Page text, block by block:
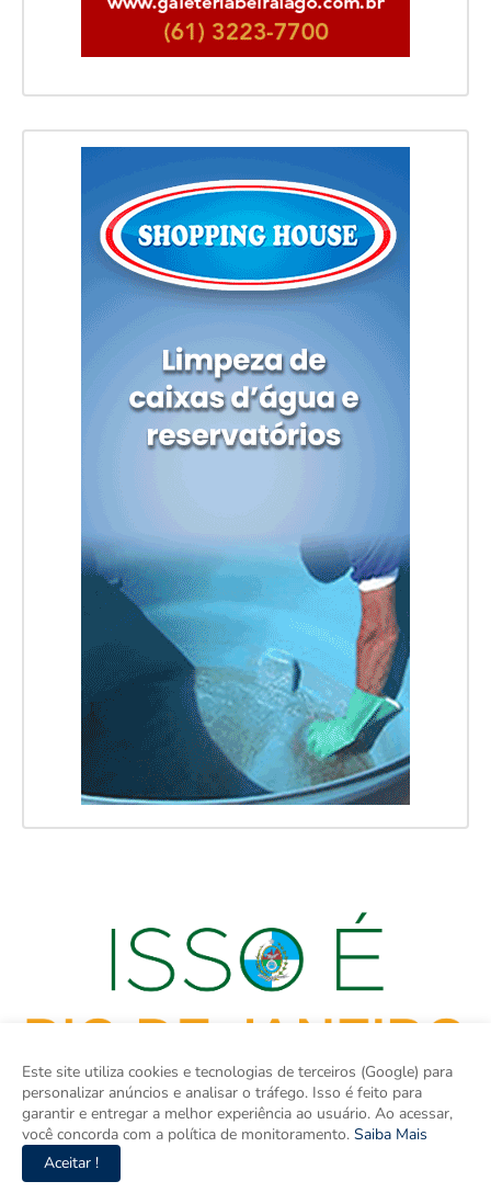
Este site utiliza cookies e tecnologias de terceiros (Google) para
personalizar anúncios e analisar o tráfego. Isso é feito para
garantir e entregar a melhor experiência ao usuário. Ao acessar,
você concorda com a política de monitoramento. Saiba Mais
Aceitar !